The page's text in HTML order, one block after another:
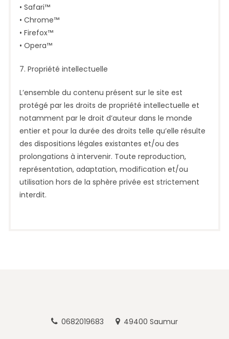
• Safari™
• Chrome™
• Firefox™
• Opera™
7. Propriété intellectuelle
L’ensemble du contenu présent sur le site est
protégé par les droits de propriété intellectuelle et
notamment par le droit d’auteur dans le monde
entier et pour la durée des droits telle qu’elle résulte
des dispositions légales existantes et/ou des
prolongations à intervenir. Toute reproduction,
représentation, adaptation, modification et/ou
utilisation hors de la sphère privée est strictement
interdit.
0682019683 49400 Saumur